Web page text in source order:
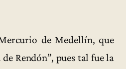
de Medellín, que
Rendón”, pues tal fue la